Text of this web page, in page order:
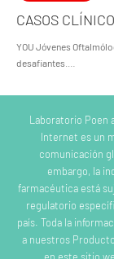
CASOS
YOU Jóvenes
desafiantes.…
Laboratorio Poen
Internet es un
comunicación
embargo, la
farmacéutica está
regulatorio
país. Toda la
a nuestros